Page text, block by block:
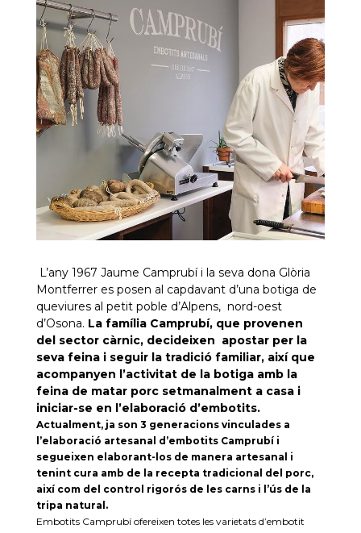
L’any 1967 Jaume Camprubí i la seva dona Glòria
Montferrer es posen al capdavant d’una botiga de
queviures al petit poble d’Alpens, nord-oest
d’Osona. La família Camprubí, que provenen
del sector càrnic, decideixen apostar per la
seva feina i seguir la tradició familiar, així que
acompanyen l’activitat de la botiga amb la
feina de matar porc setmanalment a casa i
iniciar-se en l’elaboració d’embotits.
Actualment, ja son 3 generacions vinculades a
l’elaboració artesanal d’embotits Camprubí i
segueixen elaborant-los de manera artesanal i
tenint cura amb de la recepta tradicional del porc,
així com del control rigorós de les carns i l’ús de la
tripa natural.
Embotits Camprubí ofereixen totes les varietats d’embotit